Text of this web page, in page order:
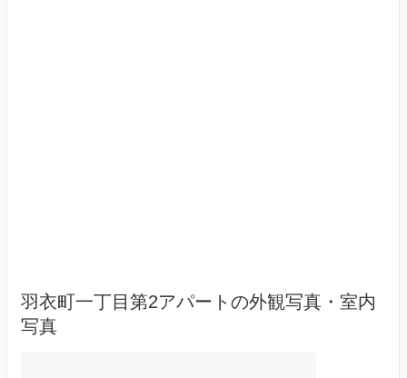
羽衣町一丁目第2アパートの外観写真・室内
写真